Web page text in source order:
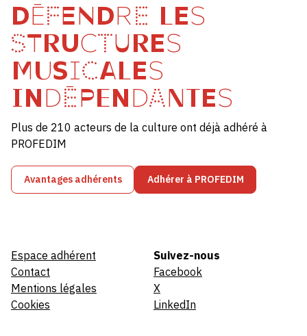
DÉFENDRE LES
STRUCTURES
MUSICALES
INDÉPENDANTES
Plus de 210 acteurs de la culture ont déjà adhéré à
PROFEDIM
Avantages adhérents Adhérer à PROFEDIM
Espace adhérent
Contact
Mentions légales
Cookies
Suivez-nous
Facebook
X
LinkedIn